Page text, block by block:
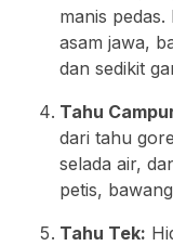
manis
asam jawa,
dan sedikit
Tahu
dari tahu
selada air,
petis,
Tahu Tek: